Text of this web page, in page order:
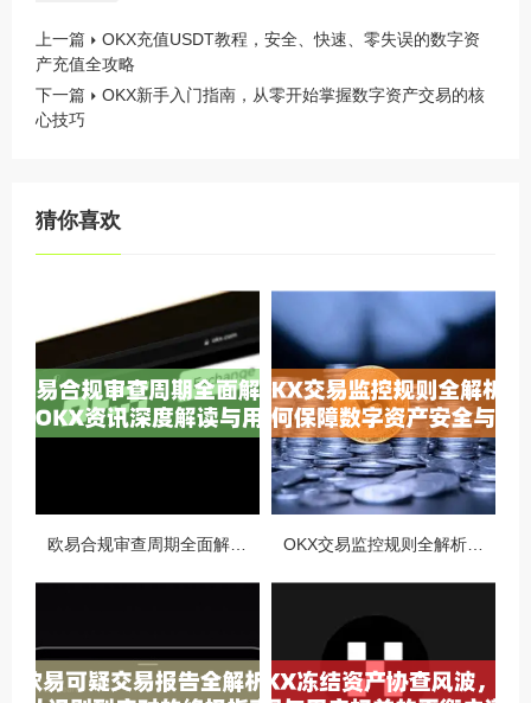
上一篇
OKX充值USDT教程，安全、快速、零失误的数字资
产充值全攻略
下一篇
OKX新手入门指南，从零开始掌握数字资产交易的核
心技巧
猜你喜欢